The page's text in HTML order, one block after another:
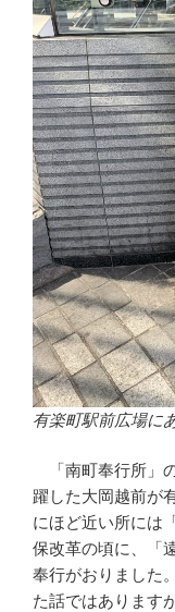
有楽町駅前広場に
「南町奉行所」
躍した大岡越前が
にほど近い所には
保改革の頃に、「
奉行がおりました
た話ではあります